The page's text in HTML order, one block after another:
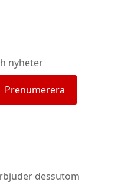
nyheter
Prenumerera
dessutom